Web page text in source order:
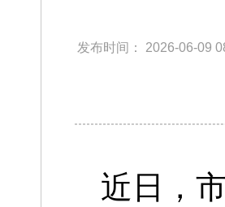
发布时间： 2026-06-09
近日，